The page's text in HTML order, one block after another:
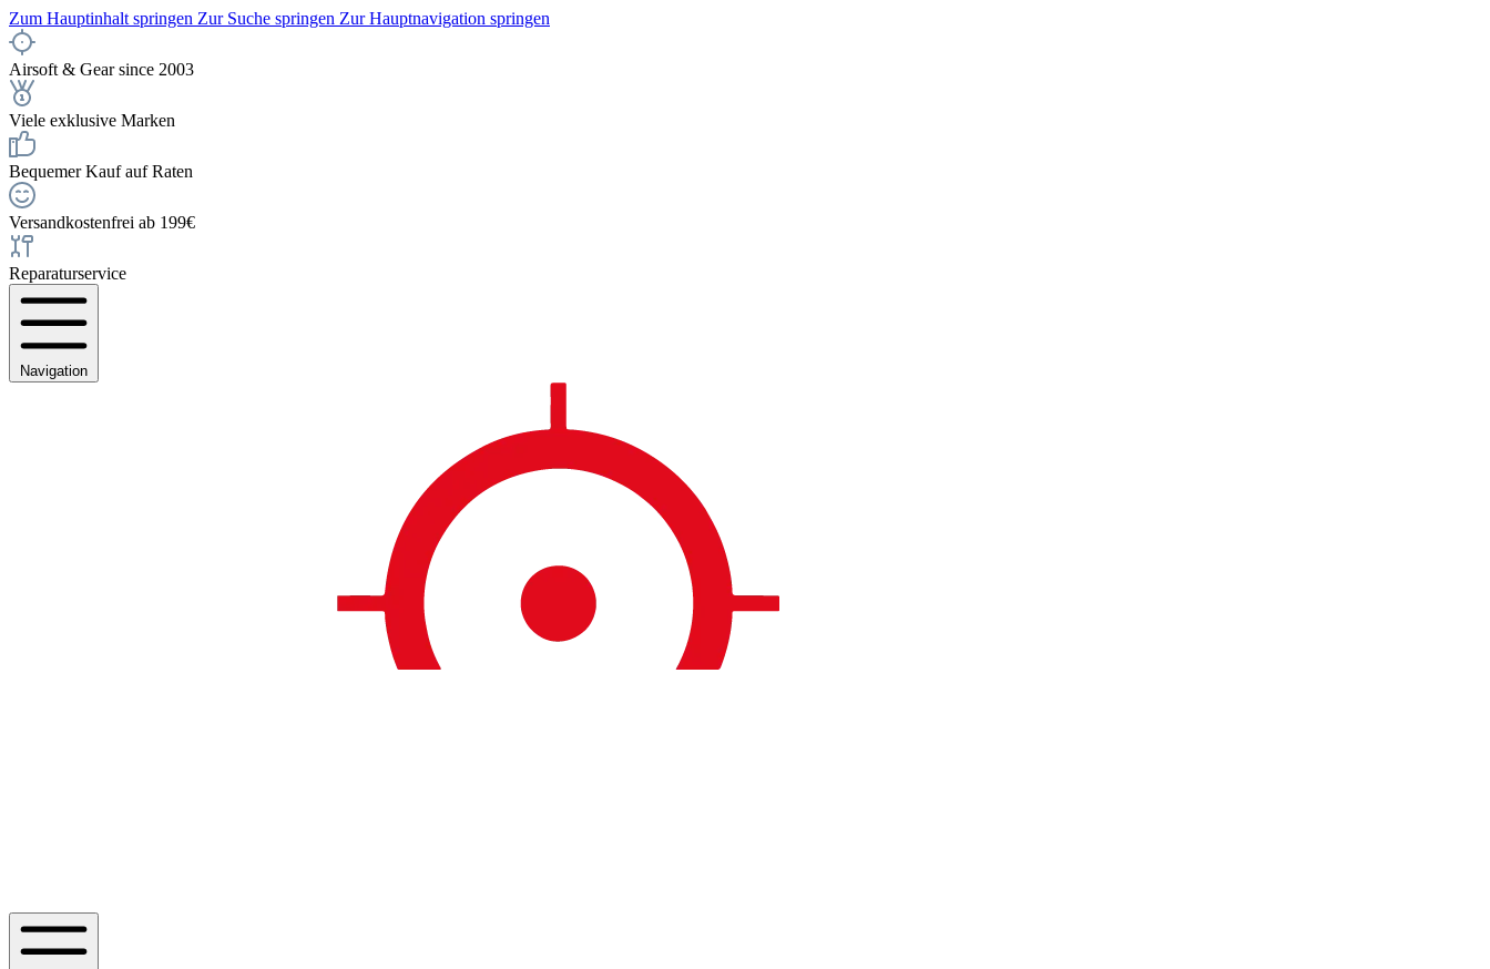
Zum Hauptinhalt springen Zur Suche springen Zur Hauptnavigation springen
Airsoft & Gear since 2003
Viele exklusive Marken
Bequemer Kauf auf Raten
Versandkostenfrei ab 199€
Reparaturservice
Navigation